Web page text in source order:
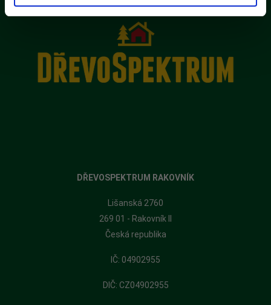
DŘEVOSPEKTRUM RAKOVNÍK
Lišanská 2760
269 01 - Rakovník II
Česká republika
​IČ: 04902955
DIČ: CZ04902955